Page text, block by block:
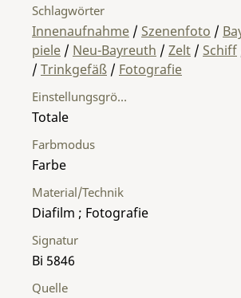
Material/Technik
Diafilm ; Fotografie
Einstellungsgröße
Totale
Farbmodus
Farbe
Signatur
Bi 5846
Quelle
Schlagwörter
Innenaufnahme / Szenenfoto /
piele / Neu-Bayreuth / Zelt / Schiff
/ Trinkgefäß / Fotografie